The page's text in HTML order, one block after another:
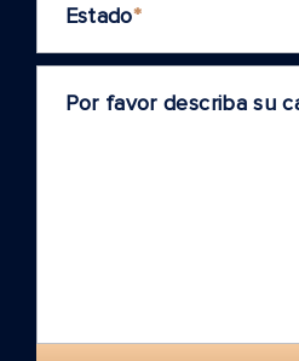
Estado*
Por favor describa su